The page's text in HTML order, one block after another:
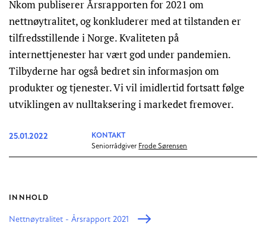
Nkom publiserer Årsrapporten for 2021 om
nettnøytralitet, og konkluderer med at tilstanden er
tilfredsstillende i Norge. Kvaliteten på
internettjenester har vært god under pandemien.
Tilbyderne har også bedret sin informasjon om
produkter og tjenester. Vi vil imidlertid fortsatt følge
utviklingen av nulltaksering i markedet fremover.
25.01.2022
KONTAKT
Seniorrådgiver Frode Sørensen
INNHOLD
Nettnøytralitet - Årsrapport 2021